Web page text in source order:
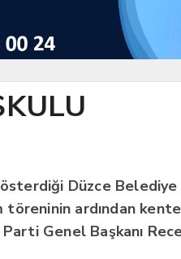
Düzce Belediye
töreninin ardından
Genel Başkanı